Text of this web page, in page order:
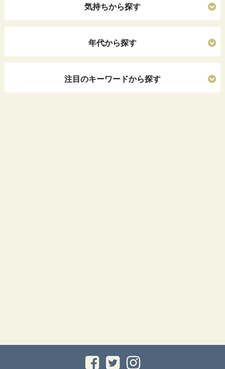
気持ちから探す
年代から探す
注目のキーワードから探す